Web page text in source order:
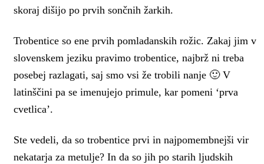
skoraj dišijo po prvih sončnih žarkih.
Trobentice so ene prvih pomladanskih rožic. Zakaj jim v
slovenskem jeziku pravimo trobentice, najbrž ni treba
posebej razlagati, saj smo vsi že trobili nanje 🙂 V
latinščini pa se imenujejo primule, kar pomeni ‘prva
cvetlica’.
Ste vedeli, da so trobentice prvi in najpomembnejši vir
nekatarja za metulje? In da so jih po starih ljudskih